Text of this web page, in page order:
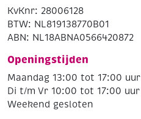
KvKnr: 28006128
BTW: NL819138770B01
ABN: NL18ABNA0566420872
Openingstijden
Maandag 13:00 tot 17:00 uur
Di t/m Vr 10:00 tot 17:00 uur
Weekend gesloten